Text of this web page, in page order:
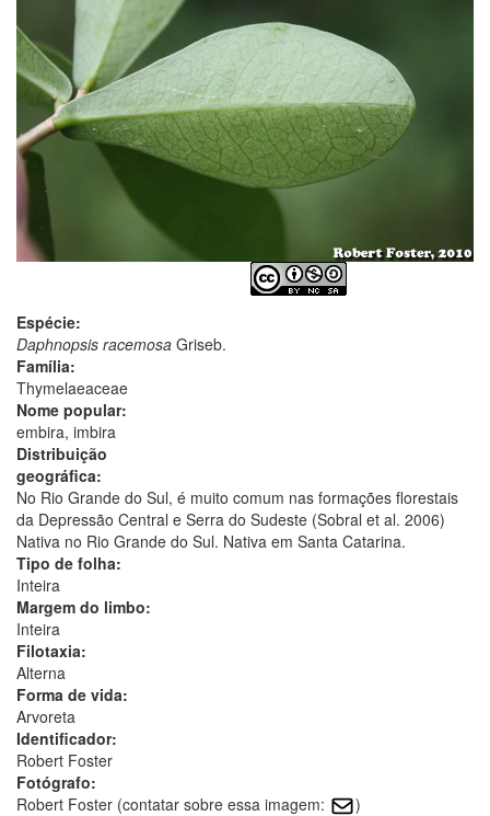
Espécie:
Daphnopsis racemosa Griseb.
Família:
Thymelaeaceae
Nome popular:
embira, imbira
Distribuição
geográfica:
No Rio Grande do Sul, é muito comum nas formações florestais
da Depressão Central e Serra do Sudeste (Sobral et al. 2006)
Nativa no Rio Grande do Sul. Nativa em Santa Catarina.
Tipo de folha:
Inteira
Margem do limbo:
Inteira
Filotaxia:
Alterna
Forma de vida:
Arvoreta
Identificador:
Robert Foster
Fotógrafo:
Robert Foster (contatar sobre essa imagem:
)